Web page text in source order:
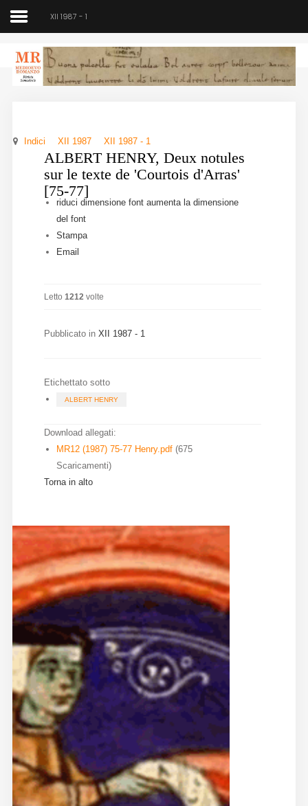
Medioevo Romanzo
Home
Chi siamo
Direzione
Indici
Norme
Diffusione
direzione@medioevoromanzo.it
XII 1987 - 1
Indici XII 1987 XII 1987 - 1
ALBERT HENRY, Deux notules
sur le texte de 'Courtois d'Arras'
[75-77]
riduci dimensione font aumenta la dimensione
del font
Stampa
Email
Letto 1212 volte
Pubblicato in XII 1987 - 1
Etichettato sotto
ALBERT HENRY
Download allegati:
MR12 (1987) 75-77 Henry.pdf (675
Scaricamenti)
Torna in alto